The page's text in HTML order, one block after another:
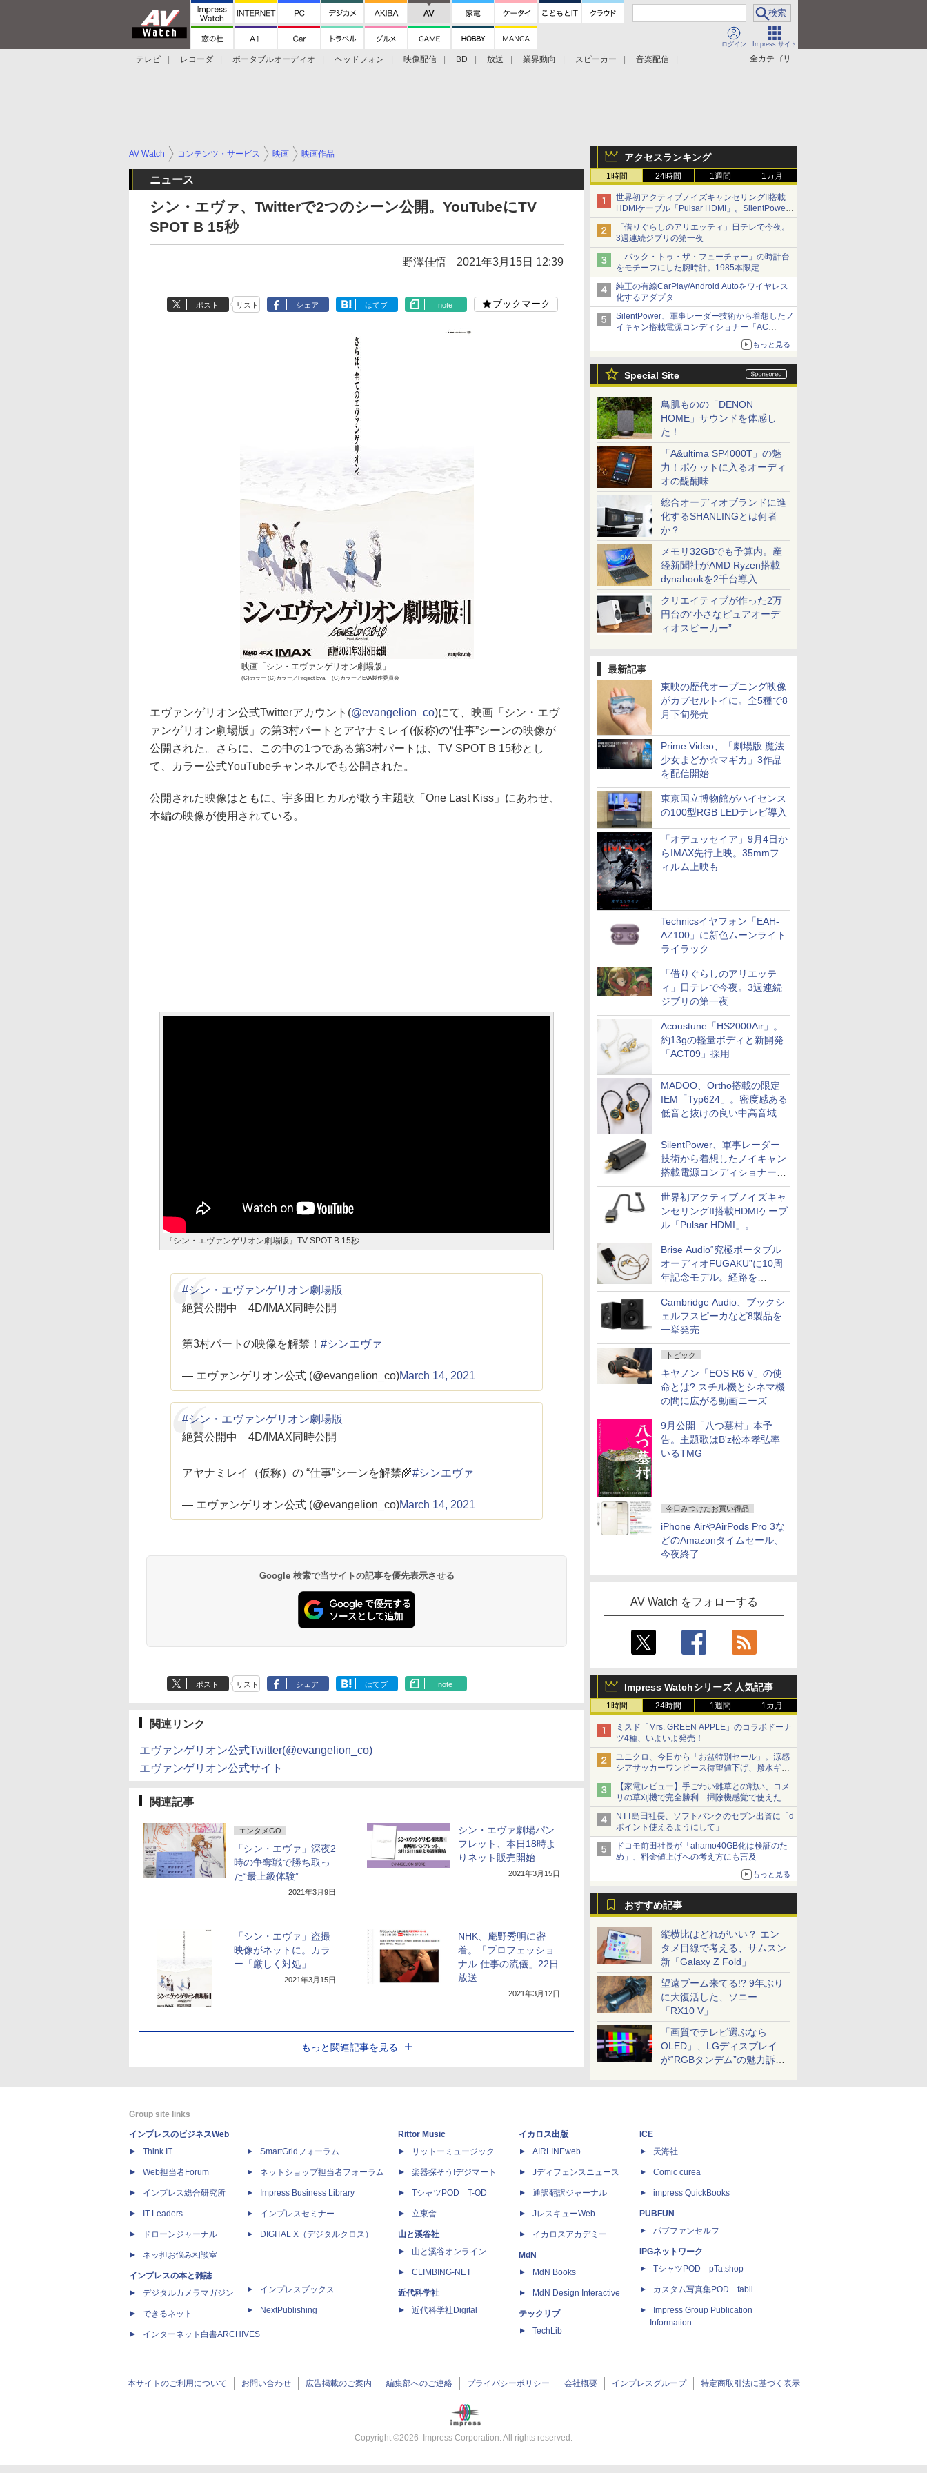
ログイン Impress サイト
全カテゴリ
テレビ レコーダ ポータブルオーディオ ヘッドフォン 映像配信 BD 放送 業界動向 スピーカー
音楽配信
アクセスランキング
1時間 24時間 1週間 1カ月
世界初アクティブノイズキャンセリングII搭載
HDMIケーブル「Pulsar HDMI」。SilentPower
から
「借りぐらしのアリエッティ」日テレで今夜。
3週連続ジブリの第一夜
「バック・トゥ・ザ・フューチャー」の時計台
をモチーフにした腕時計。1985本限定
純正の有線CarPlay/Android Autoをワイヤレス
化するアダプタ
SilentPower、軍事レーダー技術から着想したノ
イキャン搭載電源コンディショナー「AC
もっと見る
Special Site
鳥肌ものの「DENON
HOME」サウンドを体感し
た！
「A&ultima SP4000T」の魅
力！ポケットに入るオーディ
オの醍醐味
総合オーディオブランドに進
化するSHANLINGとは何者
か？
メモリ32GBでも予算内。産
経新聞社がAMD Ryzen搭載
dynabookを2千台導入
クリエイティブが作った2万
円台の“小さなピュアオーデ
ィオスピーカー”
最新記事
東映の歴代オープニング映像
がカプセルトイに。全5種で8
月下旬発売
Prime Video、「劇場版 魔法
少女まどか☆マギカ」3作品
を配信開始
東京国立博物館がハイセンス
の100型RGB LEDテレビ導入
「オデュッセイア」9月4日か
らIMAX先行上映。35mmフ
ィルム上映も
Technicsイヤフォン「EAH-
AZ100」に新色ムーンライト
ライラック
「借りぐらしのアリエッテ
ィ」日テレで今夜。3週連続
ジブリの第一夜
Acoustune「HS2000Air」。
約13gの軽量ボディと新開発
「ACT09」採用
MADOO、Ortho搭載の限定
IEM「Typ624」。密度感ある
低音と抜けの良い中高音域
SilentPower、軍事レーダー
技術から着想したノイキャン
搭載電源コンディショナー
「AC iPurifier2」
世界初アクティブノイズキャ
ンセリングII搭載HDMIケーブ
ル「Pulsar HDMI」。
SilentPowerから
Brise Audio“究極ポータブル
オーディオFUGAKU”に10周
年記念モデル。経路を
NISHIKIで統一。400万円
Cambridge Audio、ブックシ
ェルフスピーカなど8製品を
一挙発売
トピック
キヤノン「EOS R6 V」の使
命とは? スチル機とシネマ機
の間に広がる動画ニーズ
9月公開「八つ墓村」本予
告。主題歌はB'z松本孝弘率
いるTMG
今日みつけたお買い得品
iPhone AirやAirPods Pro 3な
どのAmazonタイムセール、
今夜終了
AV Watch をフォローする
Impress Watchシリーズ 人気記事
1時間 24時間 1週間 1カ月
ミスド「Mrs. GREEN APPLE」のコラボドーナ
ツ4種、いよいよ発売！
ユニクロ、今日から「お盆特別セール」。涼感
シアサッカーワンピース待望値下げ、撥水ギア
ショーツは1990円に
【家電レビュー】手ごわい雑草との戦い、コメ
リの草刈機で完全勝利 掃除機感覚で使えた
NTT島田社長、ソフトバンクのセブン出資に「d
ポイント使えるようにして」
ドコモ前田社長が「ahamo40GB化は検証のた
め」、料金値上げへの考え方にも言及
もっと見る
おすすめ記事
縦横比はどれがいい？ エン
タメ目線で考える、サムスン
新「Galaxy Z Fold」
望遠ブーム来てる!? 9年ぶり
に大復活した、ソニー
「RX10 V」
「画質でテレビ選ぶなら
OLED」、LGディスプレイ
が“RGBタンデム”の魅力訴
AV Watch コンテンツ・サービス 映画 映画作品
ニュース
シン・エヴァ、Twitterで2つのシーン公開。YouTubeにTV
SPOT B 15秒
野澤佳悟 2021年3月15日 12:39
ポスト リスト シェア はてブ note ブックマーク
映画「シン・エヴァンゲリオン劇場版」
(C)カラー (C)カラー／Project Eva. (C)カラー／EVA製作委員会
エヴァンゲリオン公式Twitterアカウント(@evangelion_co)にて、映画「シン・エヴ
ァンゲリオン劇場版」の第3村パートとアヤナミレイ(仮称)の“仕事”シーンの映像が
公開された。さらに、この中の1つである第3村パートは、TV SPOT B 15秒とし
て、カラー公式YouTubeチャンネルでも公開された。
公開された映像はともに、宇多田ヒカルが歌う主題歌「One Last Kiss」にあわせ、
本編の映像が使用されている。
『シン・エヴァンゲリオン劇場版』TV SPOT B 15秒
#シン・エヴァンゲリオン劇場版
絶賛公開中 4D/IMAX同時公開
第3村パートの映像を解禁！ #シンエヴァ
— エヴァンゲリオン公式 (@evangelion_co)March 14, 2021
#シン・エヴァンゲリオン劇場版
絶賛公開中 4D/IMAX同時公開
アヤナミレイ（仮称）の “仕事”シーンを解禁🌾#シンエヴァ
— エヴァンゲリオン公式 (@evangelion_co)March 14, 2021
Google 検索で当サイトの記事を優先表示させる
ポスト リスト シェア はてブ note
関連リンク
エヴァンゲリオン公式Twitter(@evangelion_co)
エヴァンゲリオン公式サイト
関連記事
エンタメGO
「シン・エヴァ」深夜2
時の争奪戦で勝ち取っ
た“最上級体験”
2021年3月9日
シン・エヴァ劇場パン
フレット、本日18時よ
りネット販売開始
2021年3月15日
「シン・エヴァ」盗撮
映像がネットに。カラ
ー「厳しく対処」
2021年3月15日
NHK、庵野秀明に密
着。「プロフェッショ
ナル 仕事の流儀」22日
放送
2021年3月12日
もっと関連記事を見る
Group site links
インプレスのビジネスWeb
Think IT
Web担当者Forum
インプレス総合研究所
IT Leaders
ドローンジャーナル
ネッ担お悩み相談室
インプレスの本と雑誌
デジタルカメラマガジン
できるネット
インターネット白書ARCHIVES
SmartGridフォーラム
ネットショップ担当者フォーラム
Impress Business Library
インプレスセミナー
DIGITAL X（デジタルクロス）
インプレスブックス
NextPublishing
Rittor Music
リットーミュージック
楽器探そう!デジマート
TシャツPOD T-OD
立東舎
山と溪谷社
山と溪谷オンライン
CLIMBING-NET
近代科学社
近代科学社Digital
イカロス出版
AIRLINEweb
Jディフェンスニュース
通訳翻訳ジャーナル
JレスキューWeb
イカロスアカデミー
MdN
MdN Books
MdN Design Interactive
テックリブ
TechLib
ICE
天海社
Comic curea
impress QuickBooks
PUBFUN
パブファンセルフ
IPGネットワーク
TシャツPOD pTa.shop
カスタム写真集POD fabli
Impress Group Publication
Information
本サイトのご利用について お問い合わせ 広告掲載のご案内 編集部へのご連絡 プライバシーポリシー 会社概要 インプレスグループ 特定商取引法に基づく表示
Copyright ©2026 Impress Corporation. All rights reserved.